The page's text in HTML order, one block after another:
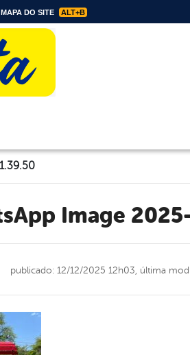
MAPA DO SITE ALT+B
Image
publicado: 12/12/2025 12h03, última